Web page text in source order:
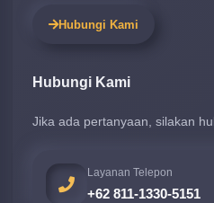
Hubungi Kami
Hubungi Kami
Jika ada pertanyaan, silakan
Layanan Telepon
+62 811-1330-5151